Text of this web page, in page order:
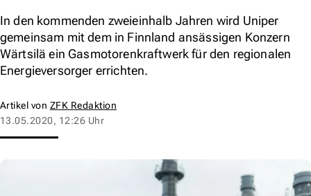
In den kommenden zweieinhalb Jahren wird Uniper
gemeinsam mit dem in Finnland ansässigen Konzern
Wärtsilä ein Gasmotorenkraftwerk für den regionalen
Energieversorger errichten.
Artikel von ZFK Redaktion
13.05.2020, 12:26 Uhr